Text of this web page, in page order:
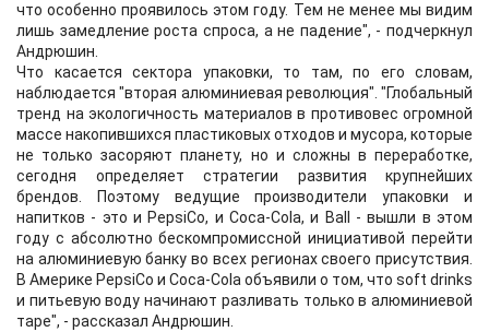
что особенно проявилось этом году. Тем не менее мы видим
лишь замедление роста спроса, а не падение", - подчеркнул
Андрюшин.
Что касается сектора упаковки, то там, по его словам,
наблюдается "вторая алюминиевая революция". "Глобальный
тренд на экологичность материалов в противовес огромной
массе накопившихся пластиковых отходов и мусора, которые
не только засоряют планету, но и сложны в переработке,
сегодня определяет стратегии развития крупнейших
брендов. Поэтому ведущие производители упаковки и
напитков - это и PepsiСo, и Coca-Cola, и Ball - вышли в этом
году с абсолютно бескомпромиссной инициативой перейти
на алюминиевую банку во всех регионах своего присутствия.
В Америке PepsiСo и Coca-Cola объявили о том, что soft drinks
и питьевую воду начинают разливать только в алюминиевой
таре", - рассказал Андрюшин.